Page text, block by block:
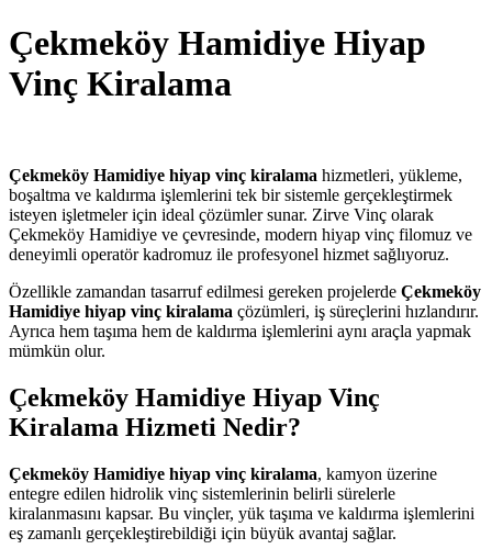
Çekmeköy Hamidiye Hiyap
Vinç Kiralama
Çekmeköy Hamidiye hiyap vinç kiralama hizmetleri, yükleme,
boşaltma ve kaldırma işlemlerini tek bir sistemle gerçekleştirmek
isteyen işletmeler için ideal çözümler sunar. Zirve Vinç olarak
Çekmeköy Hamidiye ve çevresinde, modern hiyap vinç filomuz ve
deneyimli operatör kadromuz ile profesyonel hizmet sağlıyoruz.
Özellikle zamandan tasarruf edilmesi gereken projelerde Çekmeköy
Hamidiye hiyap vinç kiralama çözümleri, iş süreçlerini hızlandırır.
Ayrıca hem taşıma hem de kaldırma işlemlerini aynı araçla yapmak
mümkün olur.
Çekmeköy Hamidiye Hiyap Vinç
Kiralama Hizmeti Nedir?
Çekmeköy Hamidiye hiyap vinç kiralama, kamyon üzerine
entegre edilen hidrolik vinç sistemlerinin belirli sürelerle
kiralanmasını kapsar. Bu vinçler, yük taşıma ve kaldırma işlemlerini
eş zamanlı gerçekleştirebildiği için büyük avantaj sağlar.